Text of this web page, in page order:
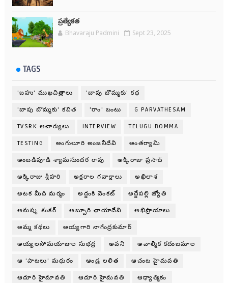
ప్రత్యేకత
Bhavaraju Padmini Sept 23, 2025
TAGS
'బహు' ముఖచిత్రాలు 'బాపు బొమ్మకు' కధ
'బాపు బొమ్మకు' కవిత 'రాం' బంటు G PARVATHESAM
TVSRK.ఆచార్యులు INTERVIEW TELUGU BOMMA
TESTING అంగులూరి అంజనీదేవి అంతర్యామి
అంబడిపూడి శ్యామసుందర రావు అక్కిరాజు ప్రసాద్
అక్కిరాజు శ్రీహరి అక్షరాల గవాక్షాలు అఖిలాశ
అటక మీది మర్మం అద్దంకి వెంకట్ అద్దేపల్లి జ్యోతి
అనుష్క శంకర్ అబ్బూరి ఛాయాదేవి అభిప్రాయాలు
అమ్మ కథలు అయ్యగారి నాగేంద్రకుమార్
అయ్యలసోమయాజుల సుభద్ర అవని అవాల్మీక కదంబమాల
ఆ 'పాటలు' మధురం ఆండ్ర లలిత ఆచంట హైమవతి
ఆదూరి హైమావతి ఆదూరి.హైమవతి ఆధ్యాత్మికం